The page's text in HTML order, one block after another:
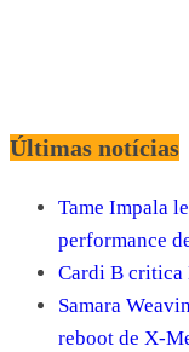
Últimas notícias
Tame Impala
performance
Cardi B critica
Samara
reboot de X-